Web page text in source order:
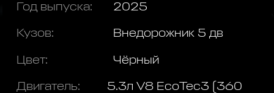
Год выпуска: 2025
Кузов: Внедорожник 5 дв
Цвет: Чёрный
Двигатель:
5.3л V8 EcoTec3 (360